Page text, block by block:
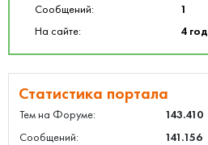
Сообщений:
1
На сайте:
4
Статистика портала
Тем на Форуме:
143.410
Сообщений:
141.156